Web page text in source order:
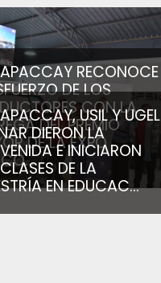
RECONOCE
DE LOS
CON LA
DEL PREMIO
DE LA EXPO
USIL Y UGEL
DIERON LA
E INICIARON
DE LA
EN EDUCAC...